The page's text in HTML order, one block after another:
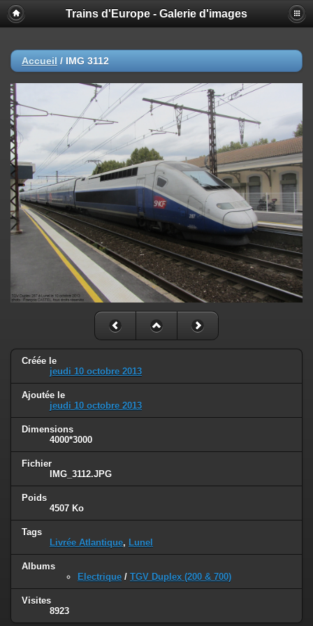
Trains d'Europe - Galerie d'images
Accueil / IMG 3112
Créée le
jeudi 10 octobre 2013
Ajoutée le
jeudi 10 octobre 2013
Dimensions
4000*3000
Fichier
IMG_3112.JPG
Poids
4507 Ko
Tags
Livrée Atlantique, Lunel
Albums
Electrique / TGV Duplex (200 & 700)
Visites
8923